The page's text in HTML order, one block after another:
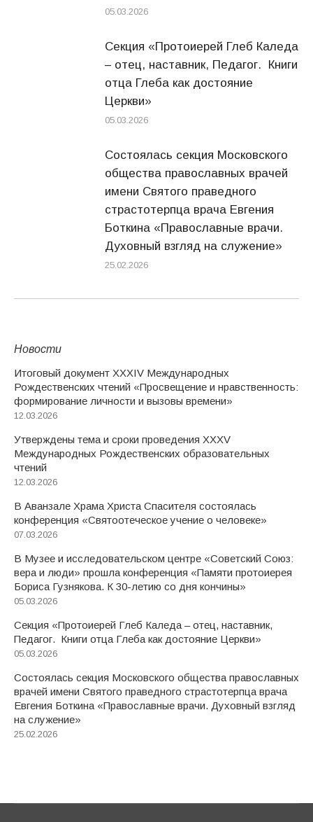
05.03.2026
Секция «Протоиерей Глеб Каледа
– отец, наставник, Педагог. Книги
отца Глеба как достояние
Церкви»
05.03.2026
Состоялась секция Московского
общества православных врачей
имени Святого праведного
страстотерпца врача Евгения
Боткина «Православные врачи.
Духовный взгляд на служение»
25.02.2026
Новости
Итоговый документ XXХIV Международных
Рождественских чтений «Просвещение и нравственность:
формирование личности и вызовы времени»
12.03.2026
Утверждены тема и сроки проведения XXXV
Международных Рождественских образовательных
чтений
12.03.2026
В Аванзале Храма Христа Спасителя состоялась
конференция «Святоотеческое учение о человеке»
07.03.2026
В Музее и исследовательском центре «Советский Союз:
вера и люди» прошла конференция «Памяти протоиерея
Бориса Гузнякова. К 30-летию со дня кончины»
05.03.2026
Секция «Протоиерей Глеб Каледа – отец, наставник,
Педагог. Книги отца Глеба как достояние Церкви»
05.03.2026
Состоялась секция Московского общества православных
врачей имени Святого праведного страстотерпца врача
Евгения Боткина «Православные врачи. Духовный взгляд
на служение»
25.02.2026